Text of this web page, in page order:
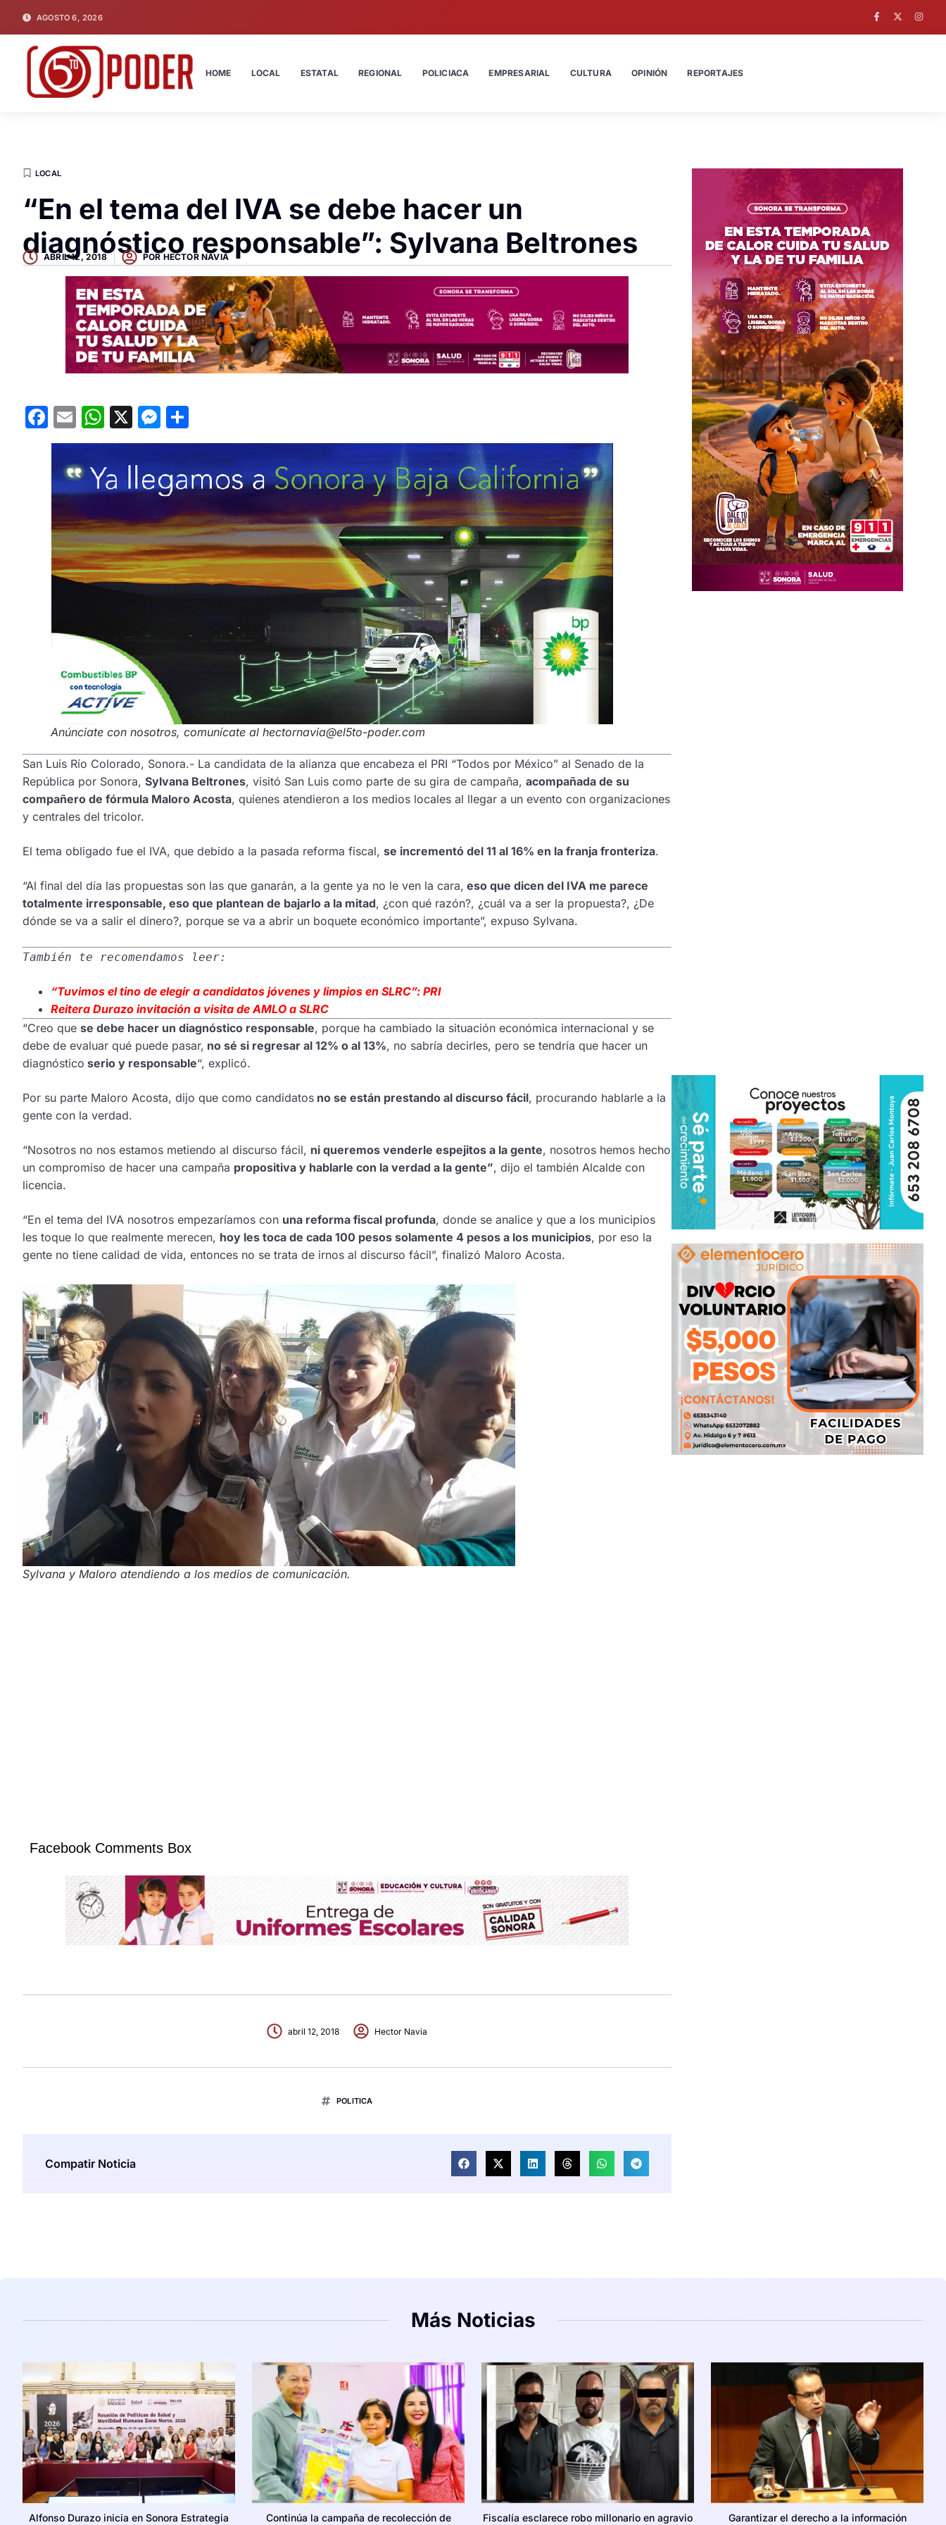
AGOSTO 6, 2026
HOME LOCAL ESTATAL REGIONAL POLICIACA EMPRESARIAL CULTURA OPINIÓN REPORTAJES
LOCAL
“En el tema del IVA se debe hacer un
diagnóstico responsable”: Sylvana Beltrones
ABRIL 12, 2018 PORHECTOR NAVIA
Facebook
EmailWhatsApp
X Messenger
Anúnciate con nosotros, comunícate al hectornavia@el5to-poder.com
San Luis Río Colorado, Sonora.- La candidata de la alianza que encabeza el PRI “Todos por México” al Senado de la
República por Sonora, Sylvana Beltrones, visitó San Luis como parte de su gira de campaña, acompañada de su
compañero de fórmula Maloro Acosta, quienes atendieron a los medios locales al llegar a un evento con organizaciones
y centrales del tricolor.
El tema obligado fue el IVA, que debido a la pasada reforma fiscal, se incrementó del 11 al 16% en la franja fronteriza.
“Al final del día las propuestas son las que ganarán, a la gente ya no le ven la cara, eso que dicen del IVA me parece
totalmente irresponsable, eso que plantean de bajarlo a la mitad, ¿con qué razón?, ¿cuál va a ser la propuesta?, ¿De
dónde se va a salir el dinero?, porque se va a abrir un boquete económico importante”, expuso Sylvana.
También te recomendamos leer:
“Tuvimos el tino de elegir a candidatos jóvenes y limpios en SLRC”: PRI
Reitera Durazo invitación a visita de AMLO a SLRC
“Creo que se debe hacer un diagnóstico responsable, porque ha cambiado la situación económica internacional y se
debe de evaluar qué puede pasar, no sé si regresar al 12% o al 13%, no sabría decirles, pero se tendría que hacer un
diagnóstico serio y responsable“, explicó.
Por su parte Maloro Acosta, dijo que como candidatos no se están prestando al discurso fácil, procurando hablarle a la
gente con la verdad.
“Nosotros no nos estamos metiendo al discurso fácil, ni queremos venderle espejitos a la gente, nosotros hemos hecho
un compromiso de hacer una campaña propositiva y hablarle con la verdad a la gente”, dijo el también Alcalde con
licencia.
“En el tema del IVA nosotros empezaríamos con una reforma fiscal profunda, donde se analice y que a los municipios
les toque lo que realmente merecen, hoy les toca de cada 100 pesos solamente 4 pesos a los municipios, por eso la
gente no tiene calidad de vida, entonces no se trata de irnos al discurso fácil”, finalizó Maloro Acosta.
Sylvana y Maloro atendiendo a los medios de comunicación.
Facebook Comments Box
abril 12, 2018 Hector Navia
POLITICA
Compatir Noticia
Más Noticias
Alfonso Durazo inicia en Sonora Estrategia
Continúa la campaña de recolección de
Fiscalía esclarece robo millonario en agravio
Garantizar el derecho a la información